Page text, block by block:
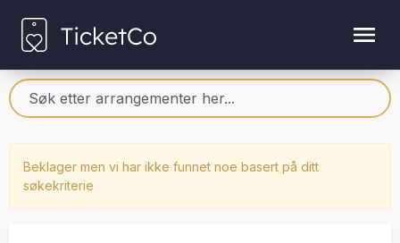
Beklager men vi har ikke funnet noe basert på ditt
søkekriterie